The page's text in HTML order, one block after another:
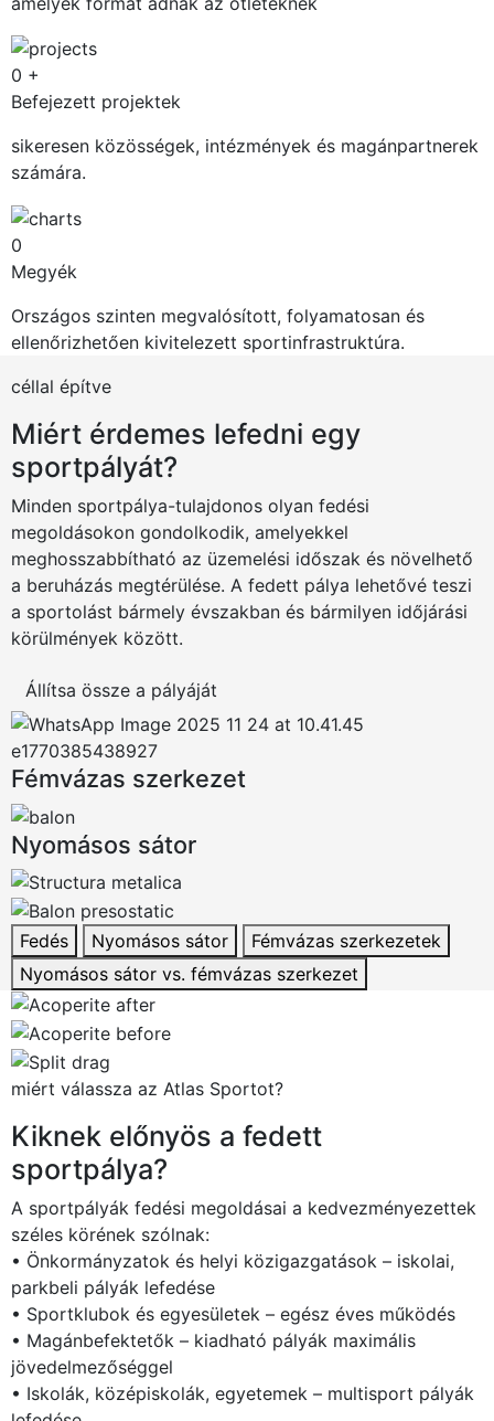
0 +
Befejezett projektek
sikeresen közösségek, intézmények és magánpartnerek
számára.
0
Megyék
Országos szinten megvalósított, folyamatosan és
ellenőrizhetően kivitelezett sportinfrastruktúra.
céllal építve
Miért érdemes lefedni egy
sportpályát?
Minden sportpálya-tulajdonos olyan fedési
megoldásokon gondolkodik, amelyekkel
meghosszabbítható az üzemelési időszak és növelhető
a beruházás megtérülése. A fedett pálya lehetővé teszi
a sportolást bármely évszakban és bármilyen időjárási
körülmények között.
Állítsa össze a pályáját
Fémvázas szerkezet
Nyomásos sátor
Fedés Nyomásos sátor
Fémvázas szerkezetek
Nyomásos sátor vs. fémvázas szerkezet
miért válassza az Atlas Sportot?
Kiknek előnyös a fedett
sportpálya?
A sportpályák fedési megoldásai a kedvezményezettek
széles körének szólnak:
• Önkormányzatok és helyi közigazgatások – iskolai,
parkbeli pályák lefedése
• Sportklubok és egyesületek – egész éves működés
• Magánbefektetők – kiadható pályák maximális
jövedelmezőséggel
• Iskolák, középiskolák, egyetemek – multisport pályák